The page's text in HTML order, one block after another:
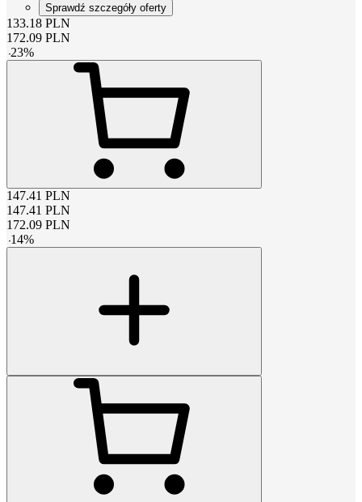
Sprawdź szczegóły oferty
133.18 PLN
172.09 PLN
-23%
147.41 PLN
147.41 PLN
172.09 PLN
-14%